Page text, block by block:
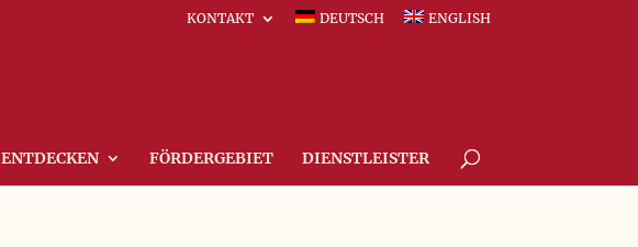
KONTAKT DEUTSCH ENGLISH
ENTDECKEN FÖRDERGEBIET DIENSTLEISTER